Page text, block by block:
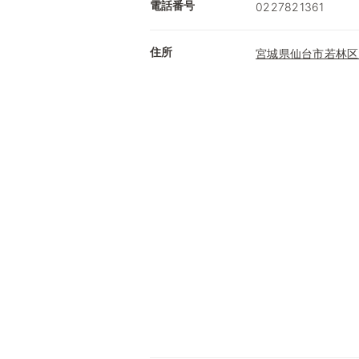
電話番号 0227821361
住所 宮城県仙台市若林